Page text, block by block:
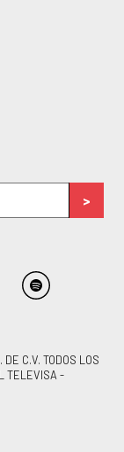
C.V. TODOS LOS
TELEVISA -